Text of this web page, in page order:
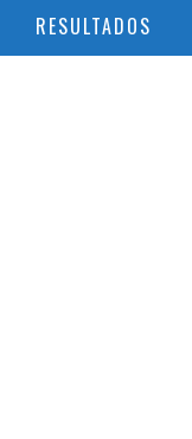
RESULTADOS